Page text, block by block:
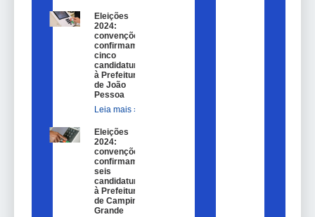
Eleições
2024:
convenções
confirmam
cinco
candidaturas
à Prefeitura
de João
Pessoa
Leia mais »
Eleições
2024:
convenções
confirmam
seis
candidaturas
à Prefeitura
de Campina
Grande